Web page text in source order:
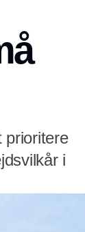
prioritere
i